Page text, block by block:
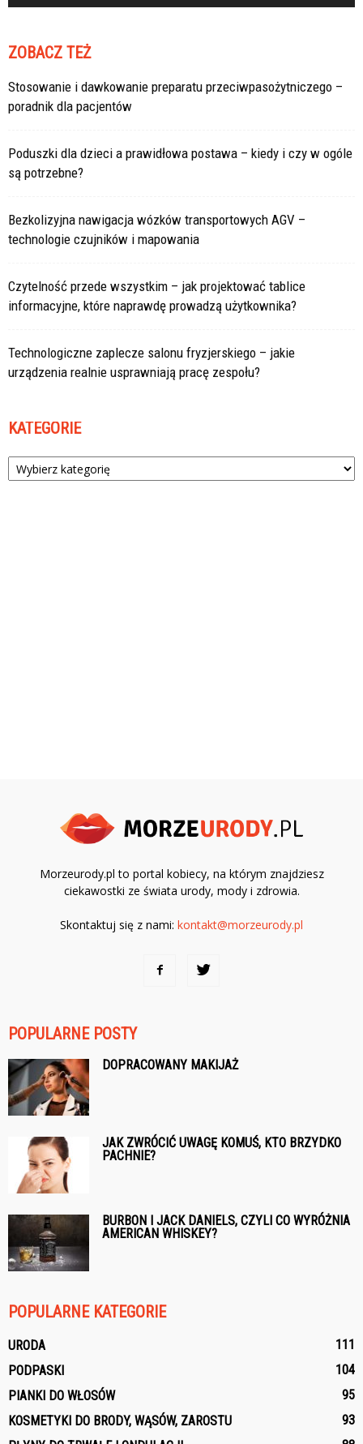
ZOBACZ TEŻ
Stosowanie i dawkowanie preparatu przeciwpasożytniczego –
poradnik dla pacjentów
Poduszki dla dzieci a prawidłowa postawa – kiedy i czy w ogóle
są potrzebne?
Bezkolizyjna nawigacja wózków transportowych AGV –
technologie czujników i mapowania
Czytelność przede wszystkim – jak projektować tablice
informacyjne, które naprawdę prowadzą użytkownika?
Technologiczne zaplecze salonu fryzjerskiego – jakie
urządzenia realnie usprawniają pracę zespołu?
KATEGORIE
Kategorie
Morzeurody.pl to portal kobiecy, na którym znajdziesz
ciekawostki ze świata urody, mody i zdrowia.
Skontaktuj się z nami: kontakt@morzeurody.pl
POPULARNE POSTY
DOPRACOWANY MAKIJAŻ
JAK ZWRÓCIĆ UWAGĘ KOMUŚ, KTO BRZYDKO
PACHNIE?
BURBON I JACK DANIELS, CZYLI CO WYRÓŻNIA
AMERICAN WHISKEY?
POPULARNE KATEGORIE
URODA
111
PODPASKI
104
PIANKI DO WŁOSÓW
95
KOSMETYKI DO BRODY, WĄSÓW, ZAROSTU
93